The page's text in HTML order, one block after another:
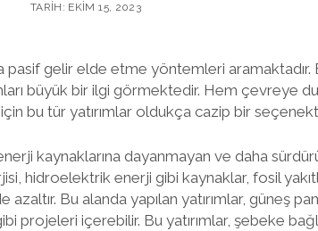
TARIH: EKIM 15, 2023
pasif gelir elde etme yöntemleri aramaktadır.
büyük bir ilgi görmektedir. Hem çevreye
bu tür yatırımlar oldukça cazip bir
kaynaklarına dayanmayan ve daha
hidroelektrik enerji gibi kaynaklar, fosil
Bu alanda yapılan yatırımlar, güneş
projeleri içerebilir. Bu yatırımlar, şebeke